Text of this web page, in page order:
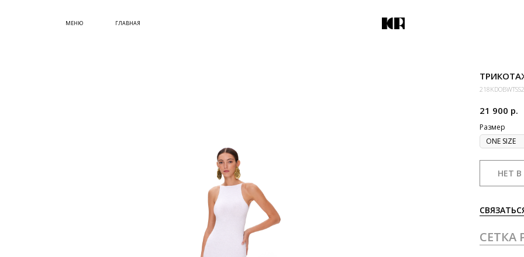
МЕНЮ ГЛАВНАЯ
ОБУВЬ
21 900 р.
Размер
НЕТ
СЕТКА